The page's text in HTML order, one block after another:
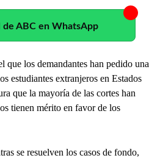
de ABC en WhatsApp
que los demandantes han pedido una
estudiantes extranjeros en Estados
que la mayoría de las cortes han
tienen mérito en favor de los
se resuelven los casos de fondo,